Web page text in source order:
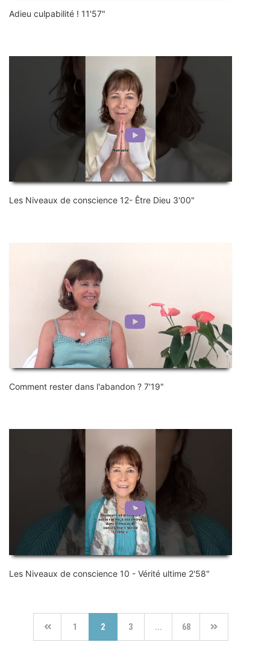
Adieu culpabilité ! 11'57"
Les Niveaux de conscience 12- Être Dieu 3'00"
Comment rester dans l'abandon ? 7'19"
Les Niveaux de conscience 10 - Vérité ultime 2'58"
1 2 3 ... 68